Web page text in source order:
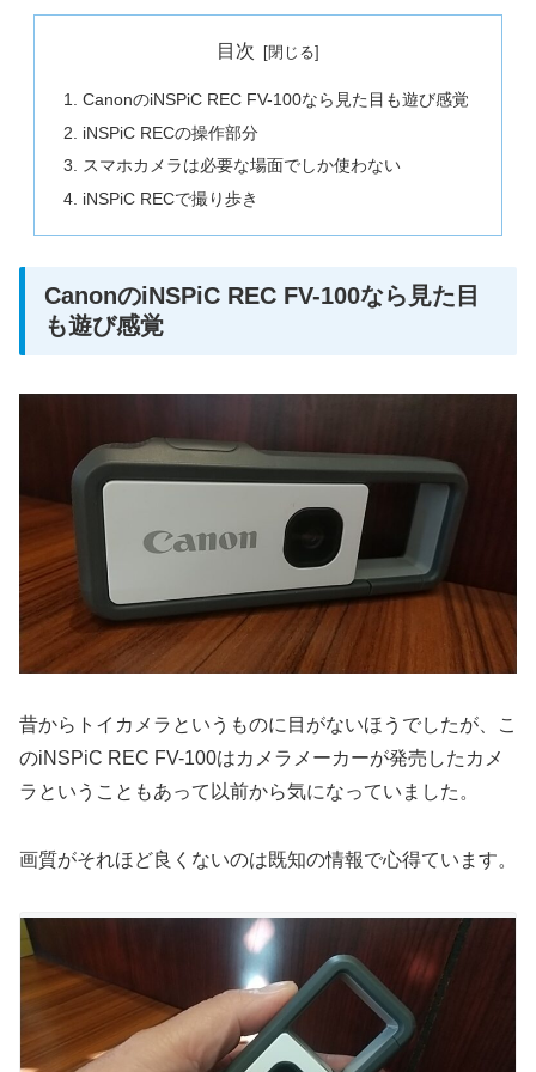
目次
CanonのiNSPiC REC FV-100なら見た目も遊び感覚
iNSPiC RECの操作部分
スマホカメラは必要な場面でしか使わない
iNSPiC RECで撮り歩き
CanonのiNSPiC REC FV-100なら見た目
も遊び感覚
昔からトイカメラというものに目がないほうでしたが、こ
のiNSPiC REC FV-100はカメラメーカーが発売したカメ
ラということもあって以前から気になっていました。
画質がそれほど良くないのは既知の情報で心得ています。